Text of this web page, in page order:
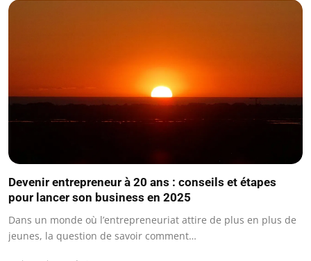
Devenir entrepreneur à 20 ans : conseils et étapes
pour lancer son business en 2025
Dans un monde où l’entrepreneuriat attire de plus en plus de
jeunes, la question de savoir comment…